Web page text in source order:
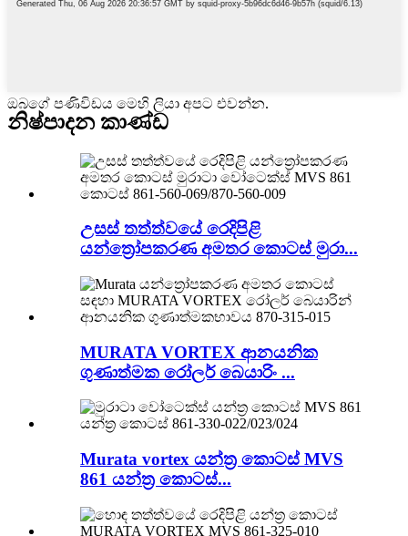
ඔබගේ පණිවිඩය මෙහි ලියා අපට එවන්න.
නිෂ්පාදන කාණ්ඩ
උසස් තත්ත්වයේ රෙදිපිළි
යන්ත්‍රෝපකරණ අමතර කොටස් මුරා...
MURATA VORTEX ආනයනික
ගුණාත්මක රෝලර් බෙයාරිං ...
Murata vortex යන්ත්‍ර කොටස් MVS
861 යන්ත්‍ර කොටස්...